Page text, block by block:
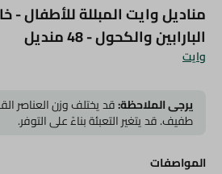
وايت
مناديل وايت المبللة للأطفال -
البارابين والكحول - 48 منديل
يرجى الملاحظة:قد يختلف وزن العناصر
طفيف. قد يتغير التعبئة بناءً على التوفر.
المواصفات